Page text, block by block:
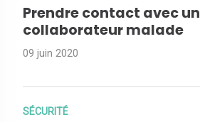
Prendre contact avec un
collaborateur malade
09 juin 2020
SÉCURITÉ